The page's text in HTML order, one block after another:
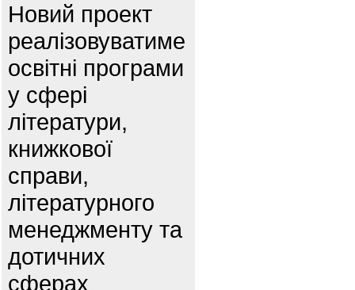
Новий проект
реалізовуватиме
освітні програми
у сфері
літератури,
книжкової
справи,
літературного
менеджменту та
дотичних
сферах